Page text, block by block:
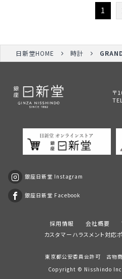
1
日新堂HOME 時計
〒
銀座日新堂 Instagram
銀座日新堂 Facebook
採用情報 会社概要
カスタマーハラスメント対応
東京都公安委員会許可 古
Copyright © Nisshindo